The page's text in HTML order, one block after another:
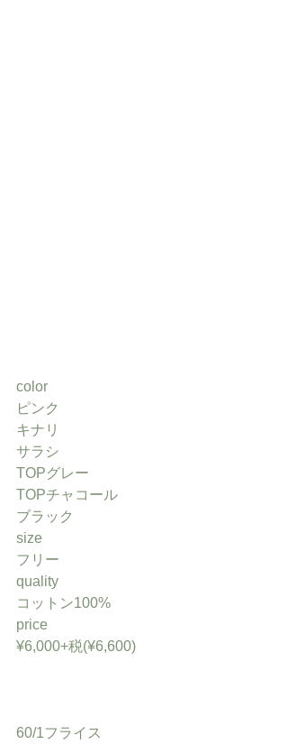
color
ピンク
キナリ
サラシ
TOPグレー
TOPチャコール
ブラック
size
フリー
quality
コットン100%
price
¥6,000+税(¥6,600)
60/1フライス